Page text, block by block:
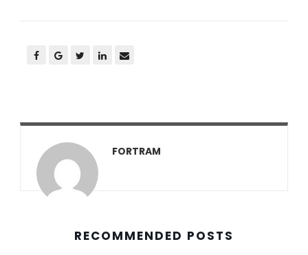
FORTRAM
RECOMMENDED POSTS